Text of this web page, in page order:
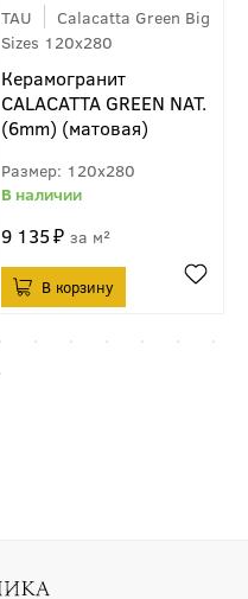
TAU
Calacatta Green Big
Sizes 120x280
Керамогранит
CALACATTA GREEN NAT.
(6mm) (матовая)
120x280
9 135 м²